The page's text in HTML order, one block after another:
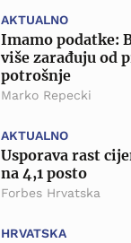
AKTUALNO
Imamo podatke:
više zarađuju od
potrošnje
Marko Repecki
AKTUALNO
Usporava rast
na 4,1 posto
Forbes Hrvatska
HRVATSKA